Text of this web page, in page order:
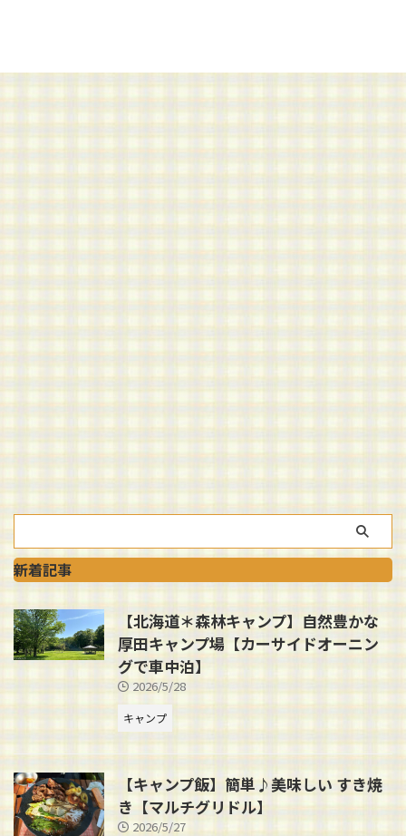
新着記事
【北海道＊森林キャンプ】自然豊かな
厚田キャンプ場【カーサイドオーニン
グで車中泊】
2026/5/28
キャンプ
【キャンプ飯】簡単♪美味しい すき焼
き【マルチグリドル】
2026/5/27